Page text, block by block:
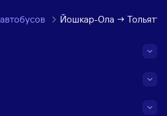
Йошкар-Ола → Тольятти